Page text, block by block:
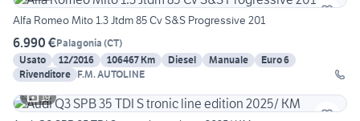
Alfa Romeo Mito 1.3 Jtdm 85 Cv S&S Progressive 201
6.990 €Palagonia (CT)
Usato
12/2016 106467 Km Diesel Manuale
Euro 6
Rivenditore F.M. AUTOLINE
19